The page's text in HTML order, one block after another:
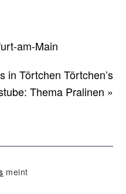
am-Main
in Törtchen Törtchen’s
Thema Pralinen »
meint